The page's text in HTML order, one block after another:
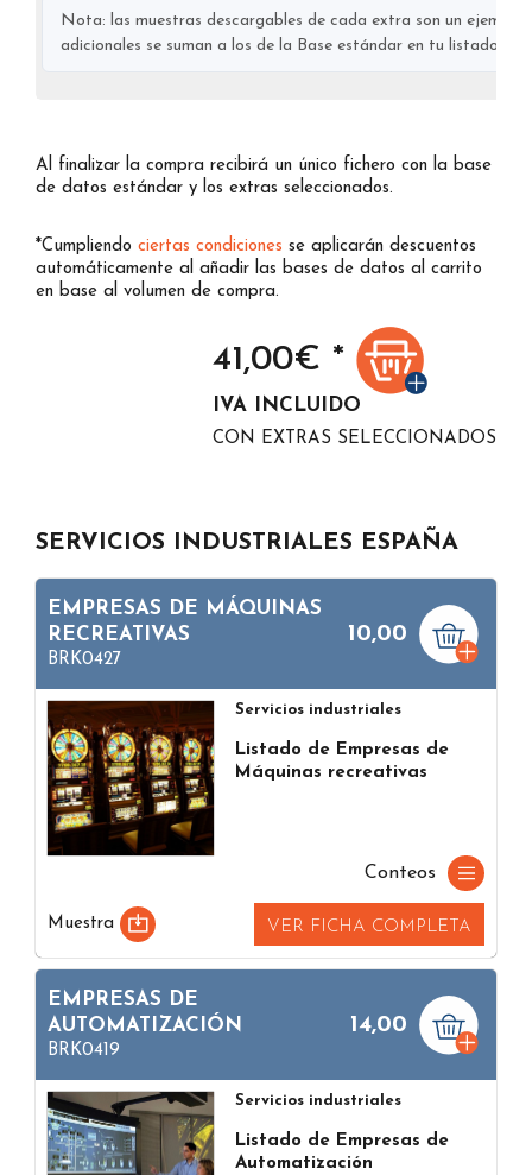
Nota: las muestras descargables de cada extra son un
adicionales se suman a los de la Base estándar en tu listado
Al finalizar la compra recibirá un único fichero con la base
de datos estándar y los extras seleccionados.
*Cumpliendo ciertas condiciones se aplicarán descuentos
automáticamente al añadir las bases de datos al carrito
en base al volumen de compra.
41,00€ *
IVA INCLUIDO
CON EXTRAS SELECCIONADOS
SERVICIOS INDUSTRIALES ESPAÑA
EMPRESAS DE MÁQUINAS
RECREATIVAS
BRK0427
10,00
Servicios industriales
Listado de Empresas de
Máquinas recreativas
Conteos
Muestra VER FICHA COMPLETA
EMPRESAS DE
AUTOMATIZACIÓN
BRK0419
14,00
Servicios industriales
Listado de Empresas de
Automatización